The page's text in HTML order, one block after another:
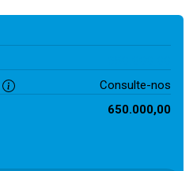
Consulte-nos
650.000,00